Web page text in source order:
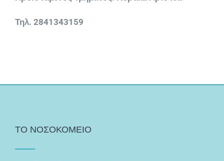
Τηλ. 2841343159
ΤΟ ΝΟΣΟΚΟΜΕΙΟ